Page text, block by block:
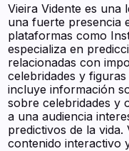
Vieira Vidente es
una fuerte presencia
plataformas como
especializa en
relacionadas con
celebridades y
incluye información
sobre celebridades y
a una audiencia
predictivos de la
contenido interactivo